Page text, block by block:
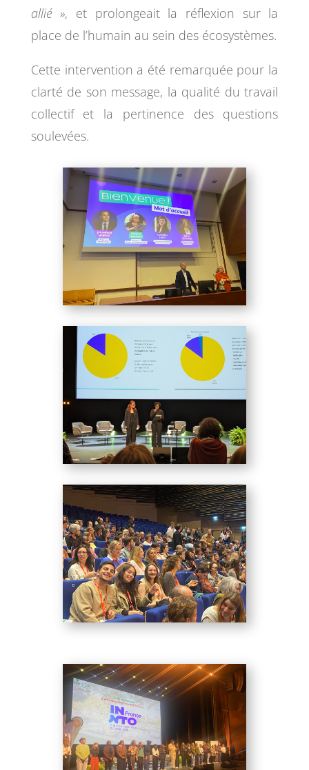
allié », et prolongeait la réflexion sur la
place de l’humain au sein des écosystèmes.
Cette intervention a été remarquée pour la
clarté de son message, la qualité du travail
collectif et la pertinence des questions
soulevées.